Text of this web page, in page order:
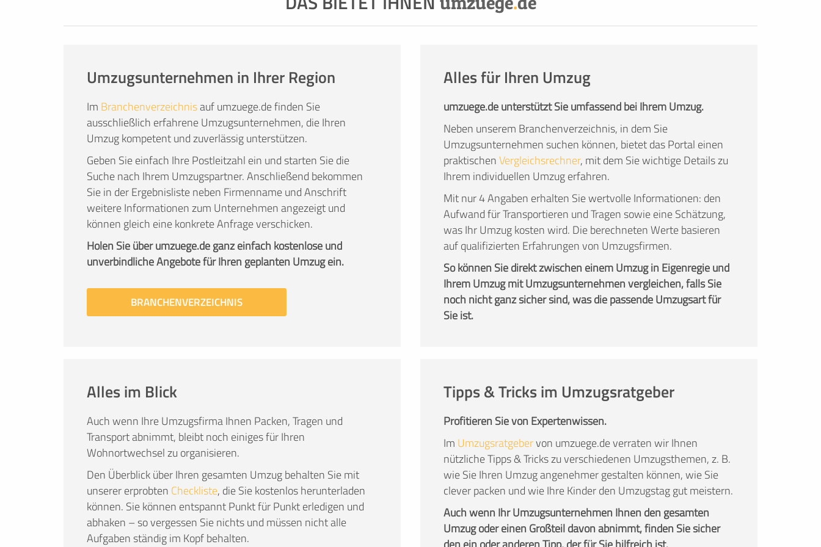
Umzugsunternehmen in Ihrer Region
Im Branchenverzeichnisauf umzuege.de finden Sie
ausschließlich erfahrene Umzugsunternehmen, die Ihren
Umzug kompetent und zuverlässig unterstützen.
Geben Sie einfach Ihre Postleitzahl ein und starten Sie die
Suche nach Ihrem Umzugspartner. Anschließend bekommen
Sie in der Ergebnisliste neben Firmenname und Anschrift
weitere Informationen zum Unternehmen angezeigt und
können gleich eine konkrete Anfrage verschicken.
Holen Sie über umzuege.de ganz einfach kostenlose und
unverbindliche Angebote für Ihren geplanten Umzug ein.
BRANCHENVERZEICHNIS
Alles für Ihren Umzug
umzuege.de unterstützt Sie umfassend bei Ihrem Umzug.
Neben unserem Branchenverzeichnis, in dem Sie
Umzugsunternehmen suchen können, bietet das Portal einen
praktischenVergleichsrechner, mit dem Sie wichtige Details zu
Ihrem individuellen Umzug erfahren.
Mit nur 4 Angaben erhalten Sie wertvolle Informationen: den
Aufwand für Transportieren und Tragen sowie eine Schätzung,
was Ihr Umzug kosten wird. Die berechneten Werte basieren
auf qualifizierten Erfahrungen von Umzugsfirmen.
So können Sie direkt zwischen einem Umzug in Eigenregie und
Ihrem Umzug mit Umzugsunternehmen vergleichen, falls Sie
noch nicht ganz sicher sind, was die passende Umzugsart für
Sie ist.
Alles im Blick
Auch wenn Ihre Umzugsfirma Ihnen Packen, Tragen und
Transport abnimmt, bleibt noch einiges für Ihren
Wohnortwechsel zu organisieren.
Den Überblick über Ihren gesamten Umzug behalten Sie mit
unserer erprobten Checkliste, die Sie kostenlos herunterladen
können. Sie können entspannt Punkt für Punkt erledigen und
abhaken – so vergessen Sie nichts und müssen nicht alle
Aufgaben ständig im Kopf behalten.
Tipps & Tricks im Umzugsratgeber
Profitieren Sie von Expertenwissen.
Im Umzugsratgebervon umzuege.de verraten wir Ihnen
nützliche Tipps & Tricks zu verschiedenen Umzugsthemen, z. B.
wie Sie Ihren Umzug angenehmer gestalten können, wie Sie
clever packen und wie Ihre Kinder den Umzugstag gut meistern.
Auch wenn Ihr Umzugsunternehmen Ihnen den gesamten
Umzug oder einen Großteil davon abnimmt, finden Sie sicher